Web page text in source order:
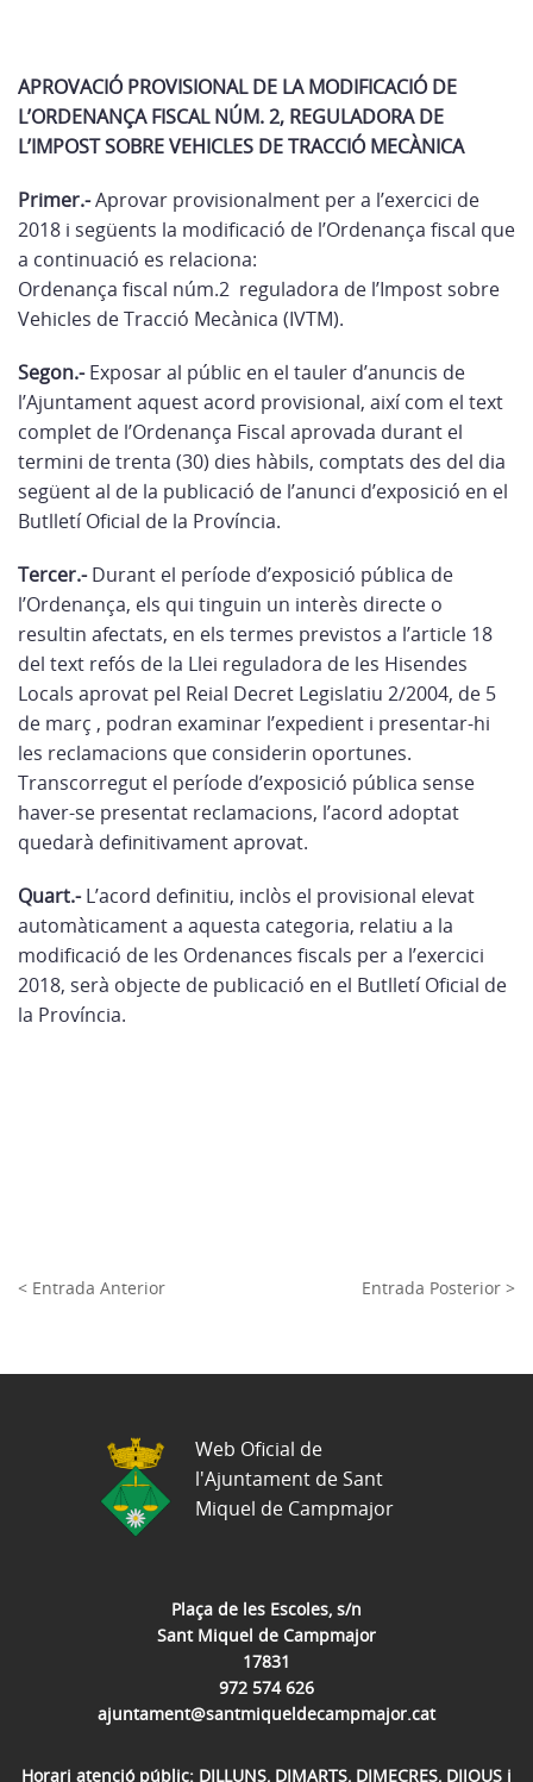
APROVACIÓ PROVISIONAL DE LA MODIFICACIÓ DE
L’ORDENANÇA FISCAL NÚM. 2, REGULADORA DE
L’IMPOST SOBRE VEHICLES DE TRACCIÓ MECÀNICA
Primer.-Aprovar provisionalment per a l’exercici de
2018 i següents la modificació de l’Ordenança fiscal que
a continuació es relaciona:
Ordenança fiscal núm.2 reguladora de l’Impost sobre
Vehicles de Tracció Mecànica (IVTM).
Segon.-Exposar al públic en el tauler d’anuncis de
l’Ajuntament aquest acord provisional, així com el text
complet de l’Ordenança Fiscal aprovada durant el
termini de trenta (30) dies hàbils, comptats des del dia
següent al de la publicació de l’anunci d’exposició en el
Butlletí Oficial de la Província.
Tercer.-Durant el període d’exposició pública de
l’Ordenança, els qui tinguin un interès directe o
resultin afectats, en els termes previstos a l’article 18
del text refós de la Llei reguladora de les Hisendes
Locals aprovat pel Reial Decret Legislatiu 2/2004, de 5
de març , podran examinar l’expedient i presentar-hi
les reclamacions que considerin oportunes.
Transcorregut el període d’exposició pública sense
haver-se presentat reclamacions, l’acord adoptat
quedarà definitivament aprovat.
Quart.-L’acord definitiu, inclòs el provisional elevat
automàticament a aquesta categoria, relatiu a la
modificació de les Ordenances fiscals per a l’exercici
2018, serà objecte de publicació en el Butlletí Oficial de
la Província.
< Entrada Anterior Entrada Posterior >
Plaça de les Escoles, s/n
Sant Miquel de Campmajor
17831
972 574 626
ajuntament@santmiqueldecampmajor.cat
Horari atenció públic: DILLUNS, DIMARTS, DIMECRES, DIJOUS i
Web Oficial de
l'Ajuntament de Sant
Miquel de Campmajor